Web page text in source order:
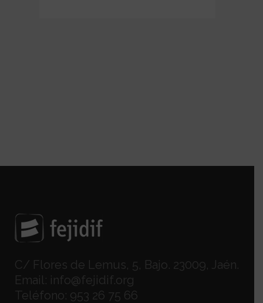
C/ Flores de Lemus, 5, Bajo. 23009, Jaén.
Email: info@fejidif.org
Teléfono: 953 26 75 66